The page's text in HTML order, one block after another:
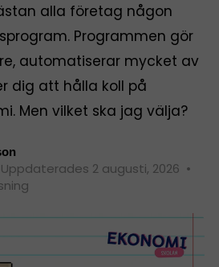
alla företag någon
Programmen gör
automatiserar mycket av
dig att hålla koll på
Men vilket ska jag välja?
Uppdaterades 2 augusti, 2026 •